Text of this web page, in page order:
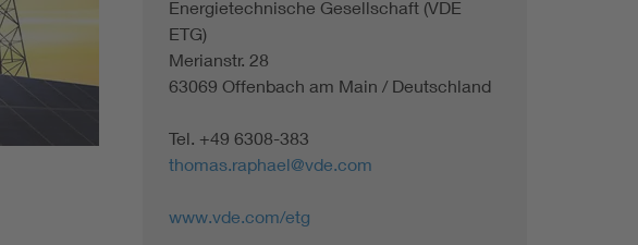
Energietechnische Gesellschaft (VDE
ETG)
Merianstr. 28
63069 Offenbach am Main / Deutschland
Tel. +49 6308-383
thomas.raphael@vde.com
www.vde.com/etg